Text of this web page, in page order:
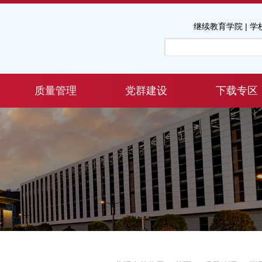
继续教育学院 | 学
质量管理 党群建设 下载专区